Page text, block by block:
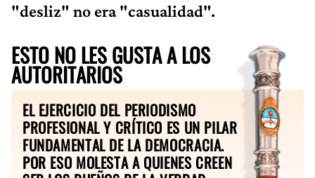
"desliz" no era "casualidad".
ESTO NO LES GUSTA A LOS
AUTORITARIOS
EL EJERCICIO DEL PERIODISMO
PROFESIONAL Y CRÍTICO ES UN PILAR
FUNDAMENTAL DE LA DEMOCRACIA.
POR ESO MOLESTA A QUIENES CREEN